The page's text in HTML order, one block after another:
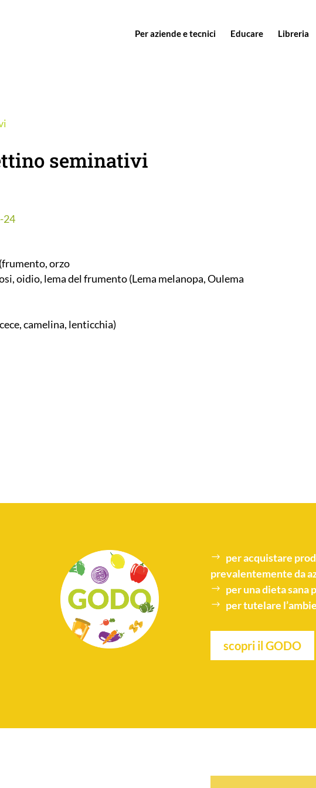
Per aziende e tecnici Educare Libreria
seminativi
24
orzo
oidio, lema del frumento (Lema melanopa, Oulema
camelina, lenticchia)
per acquistare
prevalentemente da
per unadieta sana
per tutelare l’
scopri il GODO